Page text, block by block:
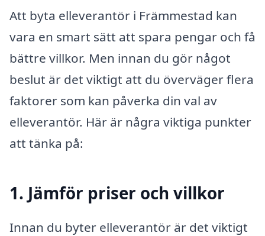
Att byta elleverantör i Främmestad kan
vara en smart sätt att spara pengar och få
bättre villkor. Men innan du gör något
beslut är det viktigt att du överväger flera
faktorer som kan påverka din val av
elleverantör. Här är några viktiga punkter
att tänka på:
1. Jämför priser och villkor
Innan du byter elleverantör är det viktigt